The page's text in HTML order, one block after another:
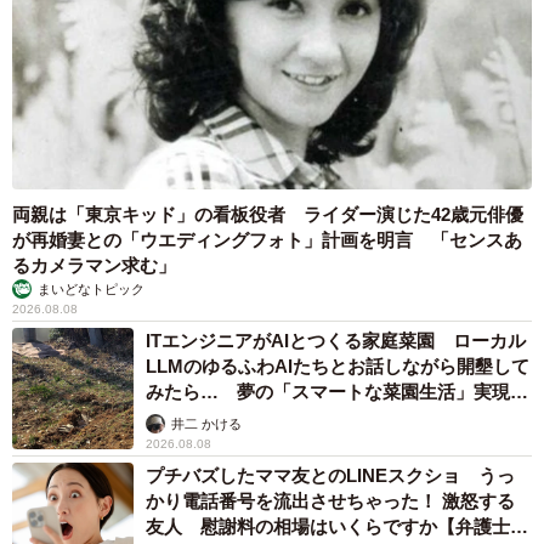
両親は「東京キッド」の看板役者 ライダー演じた42歳元俳優
が再婚妻との「ウエディングフォト」計画を明言 「センスあ
るカメラマン求む」
まいどなトピック
2026.08.08
ITエンジニアがAIとつくる家庭菜園 ローカル
LLMのゆるふわAIたちとお話しながら開墾して
みたら… 夢の「スマートな菜園生活」実現な
るか井二 かける
2026.08.08
プチバズしたママ友とのLINEスクショ うっ
かり電話番号を流出させちゃった！ 激怒する
友人 慰謝料の相場はいくらですか【弁護士が